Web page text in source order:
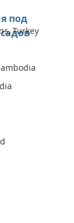
Turkey
под